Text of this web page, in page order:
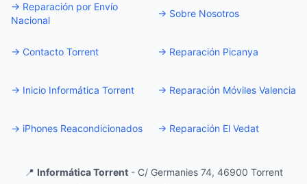
→ Reparación por Envío
Nacional
→ Sobre Nosotros
→ Contacto Torrent → Reparación Picanya
→ Inicio Informática Torrent → Reparación Móviles Valencia
→ iPhones Reacondicionados → Reparación El Vedat
📍 Informática Torrent- C/ Germanies 74, 46900 Torrent